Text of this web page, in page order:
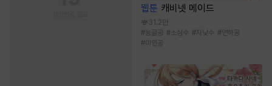
웹툰 캐비넷 메이드
31.2만
#능글공 #소심수 #자낮수 #연하공
#미인공